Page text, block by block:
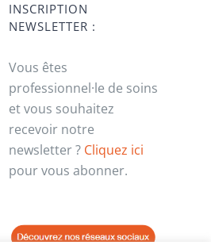
INSCRIPTION
NEWSLETTER :
Vous êtes
professionnel·le de soins
et vous souhaitez
recevoir notre
newsletter ? Cliquez ici
pour vous abonner.